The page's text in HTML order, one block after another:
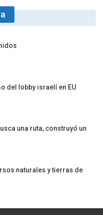
del lobby israelí en EU
una ruta, construyó un
naturales y tierras de